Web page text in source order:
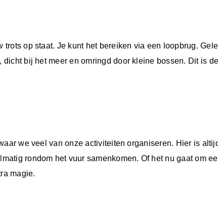
op staat. Je kunt het bereiken via een loopbrug.
bij het meer en omringd door kleine bossen. Dit is
we veel van onze activiteiten organiseren. Hier is
rondom het vuur samenkomen. Of het nu gaat om
magie.